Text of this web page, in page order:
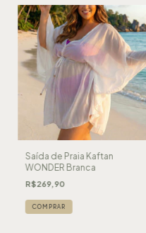
Saída de Praia Kaftan
WONDER Branca
R$269,90